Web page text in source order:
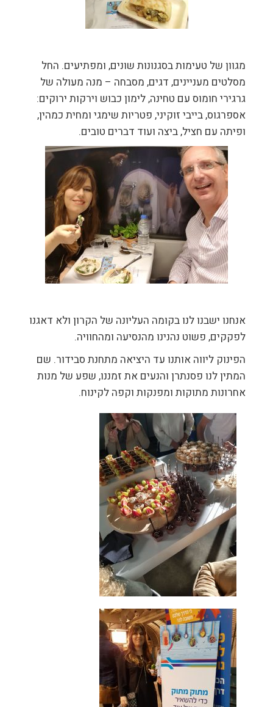
מגוון של טעימות בסגנונות שונים, ומפתיעים. החל
מסלטים מעניינים, דגים, מסבחה – מנה מעולה של
גרגירי חומוס עם טחינה, לימון כבוש וירקות ירוקים:
אספרגוס, בייבי זוקיני, פטריות שימגי ומחית כמהין,
ופיתה עם חציל, ביצה ועוד דברים טובים.
אנחנו ישבנו לנו בקומה העליונה של הקרון ולא דאגנו
לפקקים, פשוט נהנינו מהנסיעה ומהחוויה.
הפינוק ליווה אותנו עד היציאה מתחנת סבידור. שם
המתין לנו פסנתרן והנעים את זמננו, שפע של מנות
אחרונות מתוקות ומפנקות וקפה לקינוח.